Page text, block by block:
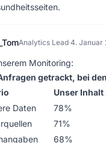
Analytics Lead·4. Januar
Monitoring:
getrackt, bei
Unser
Daten
78%
71%
68%